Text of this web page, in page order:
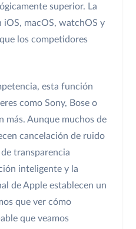
superior. La
macOS, watchOS y
los competidores
esta función
como Sony, Bose o
más. Aunque muchos de
cancelación de ruido
transparencia
inteligente y la
de Apple establecen un
que ver cómo
que veamos